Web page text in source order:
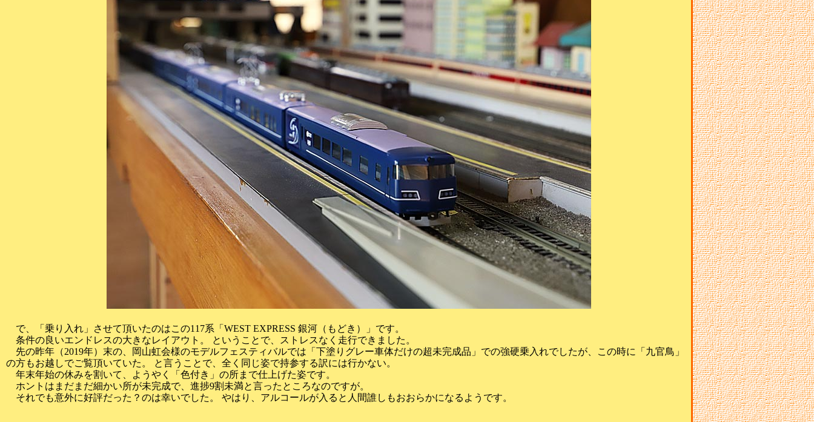
で、「乗り入れ」させて頂いたのはこの117系「WEST EXPRESS 銀河（もどき）」です。
条件の良いエンドレスの大きなレイアウト。 ということで、ストレスなく走行できました。
先の昨年（2019年）末の、岡山虹会様のモデルフェスティバルでは「下塗りグレー車体だけの超未完成品」での強硬乗入れでしたが、この時に「九官鳥」
の方もお越しでご覧頂いていた。 と言うことで、全く同じ姿で持参する訳には行かない。
年末年始の休みを割いて、ようやく「色付き」の所まで仕上げた姿です。
ホントはまだまだ細かい所が未完成で、進捗9割未満と言ったところなのですが。
それでも意外に好評だった？のは幸いでした。 やはり、アルコールが入ると人間誰しもおおらかになるようです。